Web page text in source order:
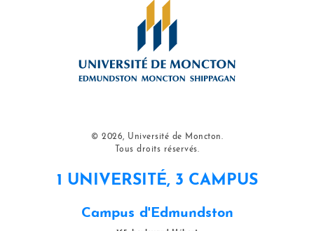
© 2026, Université de Moncton.
Tous droits réservés.
1 UNIVERSITÉ, 3 CAMPUS
Campus d'Edmundston